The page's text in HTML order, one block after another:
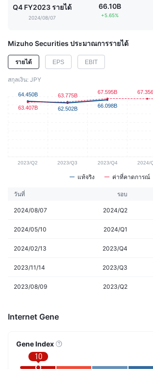
Q4 FY2023 รายได้
2024/08/07
66.10B
+5.65%
Mizuho Securities ประมาณการรายได้
รายได้ EPS EBIT
สกุลเงิน: JPY
แท้จริง ค่าที่คาดการณ์
วันที่ รอบ
2024/08/07 2024/Q2
2024/05/10 2024/Q1
2024/02/13 2023/Q4
2023/11/14 2023/Q3
2023/08/09 2023/Q2
Internet Gene
Gene Index
10